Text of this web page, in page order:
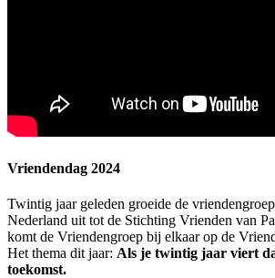
Vriendendag 2024
Twintig jaar geleden groeide de
Nederland uit tot de Stichting Vrienden van
komt de Vriendengroep bij elkaar op de
Het thema dit jaar: Als je twintig jaar viert
toekomst.